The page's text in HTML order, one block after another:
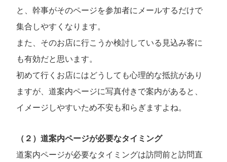
と、幹事がそのページを参加者にメールするだけで
集合しやすくなります。
また、そのお店に行こうか検討している見込み客に
も有効だと思います。
初めて行くお店にはどうしても心理的な抵抗があり
ますが、道案内ページに写真付きで案内があると、
イメージしやすいため不安も和らぎますよね。
（２）道案内ページが必要なタイミング
道案内ページが必要なタイミングは訪問前と訪問直